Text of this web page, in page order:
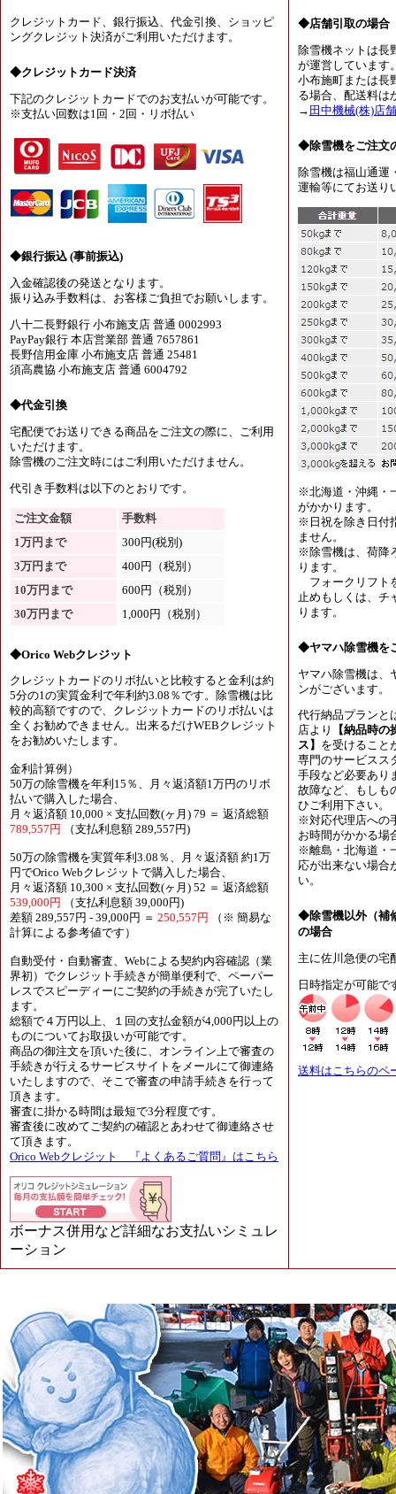
クレジットカード、銀行振込、代金引換、ショッピ
ングクレジット決済がご利用いただけます。
◆クレジットカード決済
下記のクレジットカードでのお支払いが可能です。
※支払い回数は1回・2回・リボ払い
◆銀行振込 (事前振込)
入金確認後の発送となります。
振り込み手数料は、お客様ご負担でお願いします。
八十二長野銀行 小布施支店 普通 0002993
PayPay銀行 本店営業部 普通 7657861
長野信用金庫 小布施支店 普通 25481
須高農協 小布施支店 普通 6004792
◆代金引換
宅配便でお送りできる商品をご注文の際に、ご利用
いただけます。
除雪機のご注文時にはご利用いただけません。
代引き手数料は以下のとおりです。
ご注文金額
手数料
1万円まで
300円(税別)
3万円まで
400円（税別）
10万円まで
600円（税別）
30万円まで
1,000円（税別）
◆Orico Webクレジット
クレジットカードのリボ払いと比較すると金利は約
5分の1の実質金利で年利約3.08％です。除雪機は比
較的高額ですので、クレジットカードのリボ払いは
全くお勧めできません。出来るだけWEBクレジット
をお勧めいたします。
金利計算例）
50万の除雪機を年利15％、月々返済額1万円のリボ
払いで購入した場合、
月々返済額 10,000 × 支払回数(ヶ月) 79 ＝ 返済総額
789,557円
（支払利息額 289,557円)
50万の除雪機を実質年利3.08％、月々返済額 約1万
円でOrico Webクレジットで購入した場合、
月々返済額 10,300 × 支払回数(ヶ月) 52 ＝ 返済総額
539,000円
（支払利息額 39,000円)
差額 289,557円 - 39,000円 ＝ 250,557円
（※ 簡易な
計算による参考値です）
自動受付・自動審査、Webによる契約内容確認（業
界初）でクレジット手続きが簡単便利で、ペーパー
レスでスピーディーにご契約の手続きが完了いたし
ます。
総額で４万円以上、１回の支払金額が4,000円以上の
ものについてお取扱いが可能です。
商品の御注文を頂いた後に、オンライン上で審査の
手続きが行えるサービスサイトをメールにて御連絡
いたしますので、そこで審査の申請手続きを行って
頂きます。
審査に掛かる時間は最短で3分程度です。
審査後に改めてご契約の確認とあわせて御連絡させ
て頂きます。
Orico Webクレジット 『よくあるご質問』はこちら
ボーナス併用など詳細なお支払いシミュレ
ーション
◆店舗引取の場合
除雪機ネットは長
が運営しています
小布施町または長
る場合、配送料は
→ 田中機械(株)店
◆除雪機をご注文
除雪機は福山通運
運輸等にてお送り
※北海道・沖縄・
がかかります。
※日祝を除き日付
ません。
※除雪機は、荷降
ります。
フォークリフト
止めもしくは、チ
ります。
◆ヤマハ除雪機を
ヤマハ除雪機は、
ンがございます。
代行納品プランと
店より
【納品時
ス】 を受けること
専門のサービスス
手段など必要あり
故障など、もしも
ひご利用下さい。
※対応代理店への
お時間がかかる場
※離島・北海道・
応が出来ない場合
い。
◆除雪機以外（補
の場合
主に佐川急便の宅
日時指定が可能で
送料はこちらのペ